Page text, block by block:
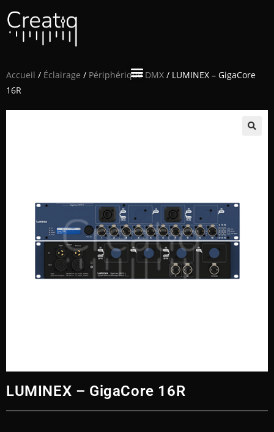
Accueil / Éclairage / Périphérique DMX / LUMINEX – GigaCore
16R
LUMINEX – GigaCore 16R